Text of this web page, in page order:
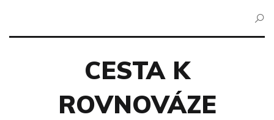
CESTA K
ROVNOVÁZE